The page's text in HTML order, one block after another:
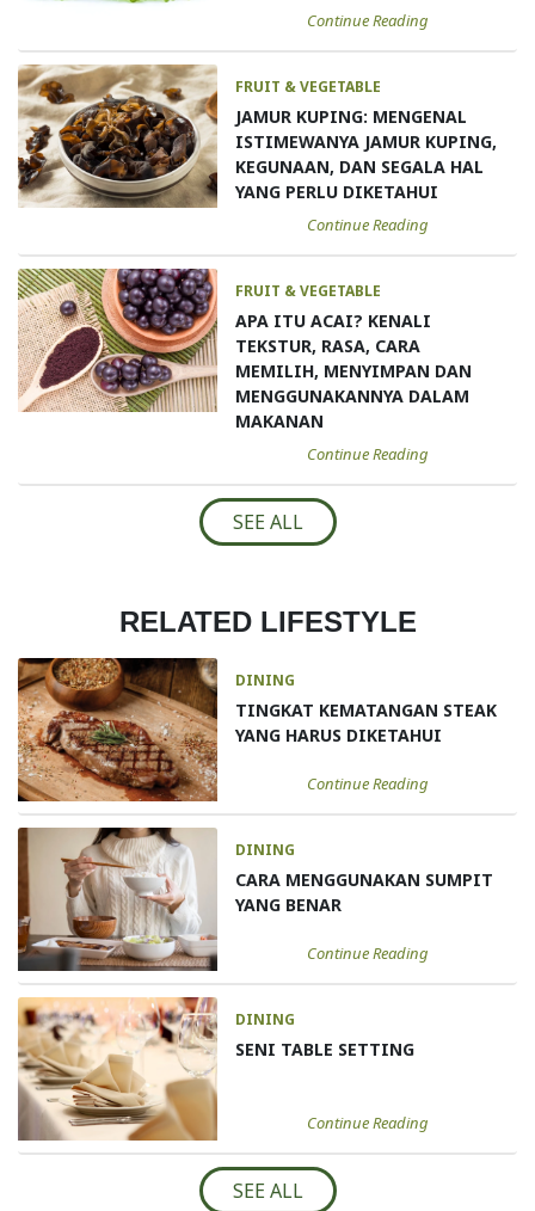
Continue Reading
FRUIT & VEGETABLE
JAMUR KUPING: MENGENAL
ISTIMEWANYA JAMUR KUPING,
KEGUNAAN, DAN SEGALA HAL
YANG PERLU DIKETAHUI
Continue Reading
FRUIT & VEGETABLE
APA ITU ACAI? KENALI
TEKSTUR, RASA, CARA
MEMILIH, MENYIMPAN DAN
MENGGUNAKANNYA DALAM
MAKANAN
Continue Reading
SEE ALL
RELATED LIFESTYLE
DINING
TINGKAT KEMATANGAN STEAK
YANG HARUS DIKETAHUI
Continue Reading
DINING
CARA MENGGUNAKAN SUMPIT
YANG BENAR
Continue Reading
DINING
SENI TABLE SETTING
Continue Reading
SEE ALL